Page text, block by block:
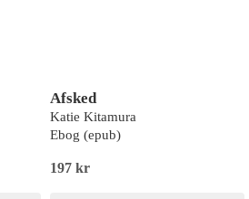
Afsked
Katie Kitamura
Ebog (epub)
197 kr